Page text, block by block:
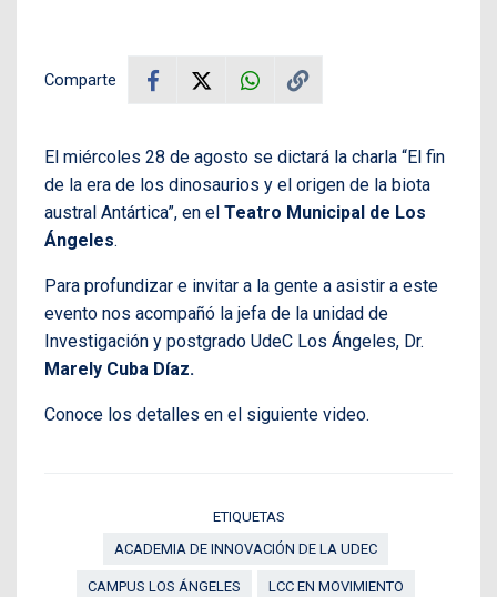
Comparte
El miércoles 28 de agosto se dictará la charla “El fin
de la era de los dinosaurios y el origen de la biota
austral Antártica”, en el Teatro Municipal de Los
Ángeles.
Para profundizar e invitar a la gente a asistir a este
evento nos acompañó la jefa de la unidad de
Investigación y postgrado UdeC Los Ángeles, Dr.
Marely Cuba Díaz.
Conoce los detalles en el siguiente video.
ETIQUETAS
ACADEMIA DE INNOVACIÓN DE LA UDEC
CAMPUS LOS ÁNGELES LCC EN MOVIMIENTO